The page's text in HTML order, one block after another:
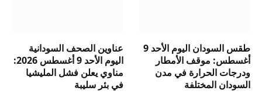
طقس السودان اليوم الأحد 9
أغسطس: موقف الأمطار
ودرجات الحرارة في مدن
السودان المختلفة
عناوين الصحف السودانية
اليوم الأحد 9 أغسطس 2026:
مناوي يعلن فشل المليشيا
في بئر سليبة